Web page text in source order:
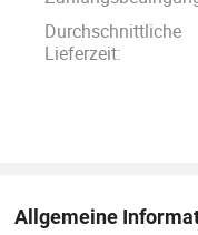
auf Innovationen im
ändernde
1. Automatische
automatisierte
Durchschnittliche
Lieferzeit:
Allgemeine